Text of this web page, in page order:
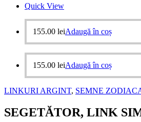
Quick View
155.00 leiAdaugă în coș
155.00 leiAdaugă în coș
LINKURI ARGINT, SEMNE
SEGETĂTOR, LINK